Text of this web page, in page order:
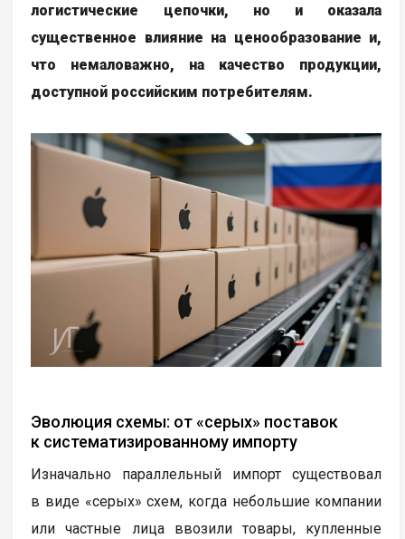
логистические цепочки, но и оказала
существенное влияние на ценообразование и,
что немаловажно, на качество продукции,
доступной российским потребителям.
Эволюция схемы: от «серых» поставок
к систематизированному импорту
Изначально параллельный импорт существовал
в виде «серых» схем, когда небольшие компании
или частные лица ввозили товары, купленные